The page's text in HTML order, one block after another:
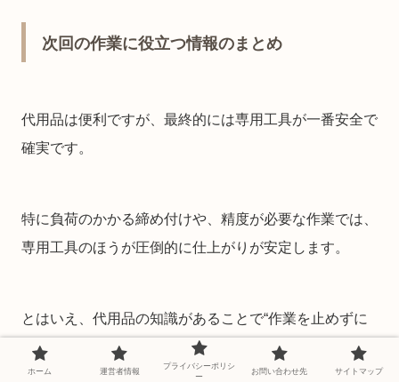
次回の作業に役立つ情報のまとめ
代用品は便利ですが、最終的には専用工具が一番安全で
確実です。
特に負荷のかかる締め付けや、精度が必要な作業では、
専用工具のほうが圧倒的に仕上がりが安定します。
とはいえ、代用品の知識があることで“作業を止めずに
続けられる選択肢”が増えるため、DIYのストレスが大き
く減ります。
ホーム 運営者情報
プライバシーポリシ
ー
お問い合わせ先 サイトマップ